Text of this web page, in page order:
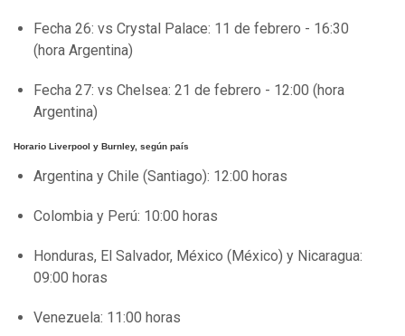
Fecha 26: vs Crystal Palace: 11 de febrero - 16:30
(hora Argentina)
Fecha 27: vs Chelsea: 21 de febrero - 12:00 (hora
Argentina)
Horario Liverpool y Burnley, según país
Argentina y Chile (Santiago): 12:00 horas
Colombia y Perú: 10:00 horas
Honduras, El Salvador, México (México) y Nicaragua:
09:00 horas
Venezuela: 11:00 horas